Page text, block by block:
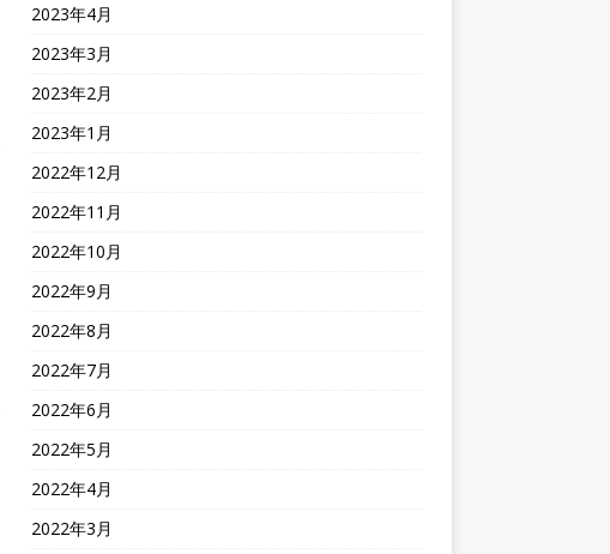
2023年4月
2023年3月
2023年2月
2023年1月
2022年12月
2022年11月
2022年10月
2022年9月
2022年8月
2022年7月
2022年6月
2022年5月
2022年4月
2022年3月